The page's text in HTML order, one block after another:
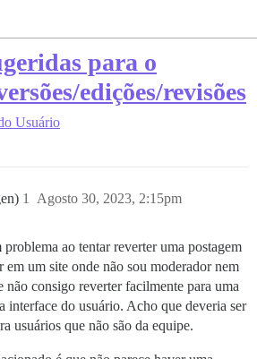
para o
edições/revisões
Usuário
Agosto 30, 2023, 2:15pm
1
ao tentar reverter uma postagem
em um site onde não sou moderador nem
consigo reverter facilmente para uma
interface do usuário. Acho que deveria ser
usuários que não são da equipe.